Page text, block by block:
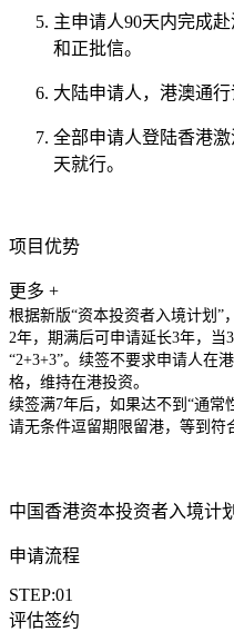
主申请人90天内完成
和正批信。
大陆申请人，港澳通行
全部申请人登陆香港
天就行。
项目优势
更多 +
根据新版“资本投资者入境计划”
2年，期满后可申请延长3年，当
“2+3+3”。续签不要求申请人在
格，维持在港投资。
续签满7年后，如果达不到“通常
请无条件逗留期限留港，等到符
中国香港资本投资者入境计划
申请流程
STEP:01
评估签约